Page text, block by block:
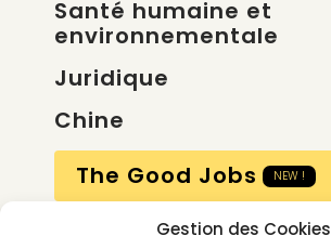
Gestion des Cookies
Santé humaine et
environnementale
Juridique
Chine
The Good Jobs
NEW !